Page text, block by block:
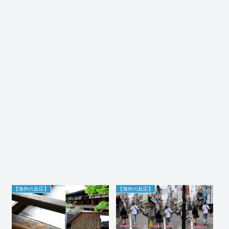
【海外の反応】 【海外の反応】